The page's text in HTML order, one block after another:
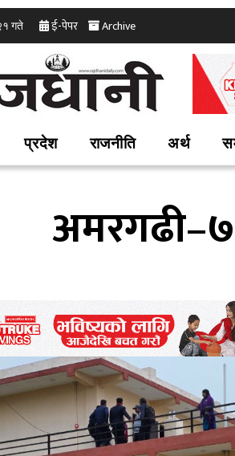
गते ई-पेपर Archive
प्रदेश राजनीति अर्थ
अमरगढी–७